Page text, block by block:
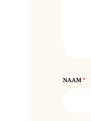
NAAM*